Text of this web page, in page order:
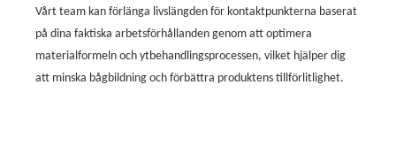
Vårt team kan förlänga livslängden för kontaktpunkterna baserat
på dina faktiska arbetsförhållanden genom att optimera
materialformeln och ytbehandlingsprocessen, vilket hjälper dig
att minska bågbildning och förbättra produktens tillförlitlighet.